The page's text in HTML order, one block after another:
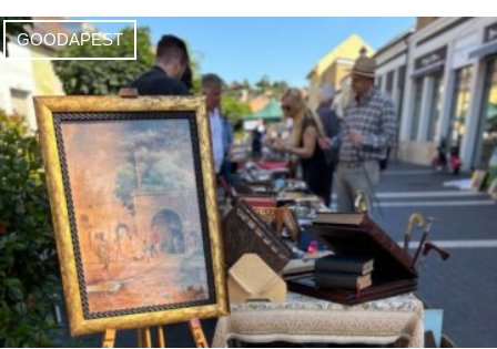
GOODAPEST